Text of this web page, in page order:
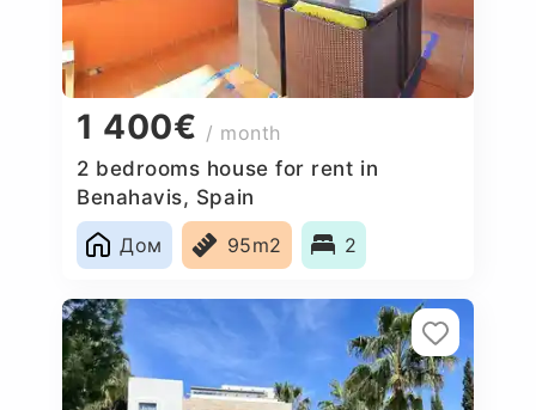
1 400€ / month
2 bedrooms house for rent in
Benahavis, Spain
Дом
95m2 2